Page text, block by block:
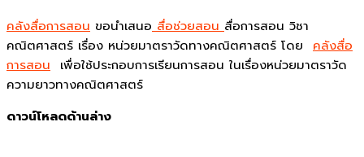
คลังสื่อการสอน ขอนำเสนอ สื่อช่วยสอน สื่อการสอน วิชา
คณิตศาสตร์ เรื่อง หน่วยมาตราวัดทางคณิตศาสตร์ โดย คลังสื่อ
การสอน เพื่อใช้ประกอบการเรียนการสอน ในเรื่องหน่วยมาตราวัด
ความยาวทางคณิตศาสตร์
ดาวน์โหลดด้านล่าง